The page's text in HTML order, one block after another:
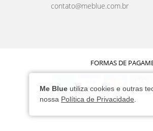
Me Blue utiliza cookies e outras
nossa Política de Privacidade.
contato@meblue.com.br
FORMAS DE